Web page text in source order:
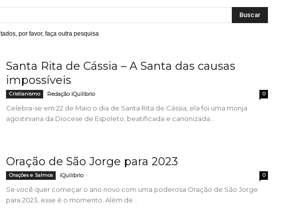
por favor, faça outra pesquisa
Santa Rita de Cássia – A Santa das causas
impossíveis
Cristianismo Redação iQuilibrio - 0
Celebra-se em 22 de Maio o dia de Santa Rita de Cássia, ela foi uma monja
agostiniana da Diocese de Espoleto, beatificada e canonizada...
Oração de São Jorge para 2023
Orações e Salmos iQuilibrio - 0
Se você quer começar o ano novo com uma poderosa Oração de São Jorge
para 2023, esse é o momento. Além de...